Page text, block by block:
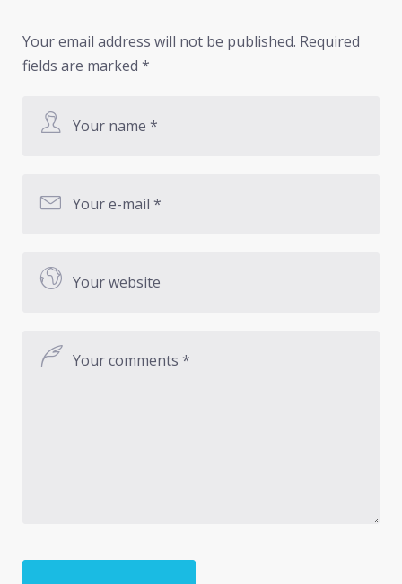
Your email address will not be published. Required
fields are marked *